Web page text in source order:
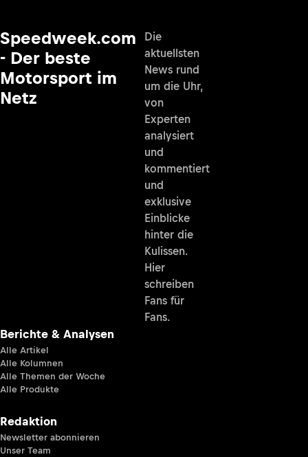
Speedweek.com
- Der beste
Motorsport im
Netz
Die
aktuellsten
News rund
um die Uhr,
von
Experten
analysiert
und
kommentiert
und
exklusive
Einblicke
hinter die
Kulissen.
Hier
schreiben
Fans für
Fans.
Berichte & Analysen
Alle Artikel
Alle Kolumnen
Alle Themen der Woche
Alle Produkte
Redaktion
Newsletter abonnieren
Unser Team